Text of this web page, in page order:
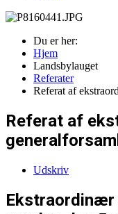
Du er her:
Hjem
Landsbylauget
Referater
Referat af
Referat af
Udskriv
Ekstraordinær